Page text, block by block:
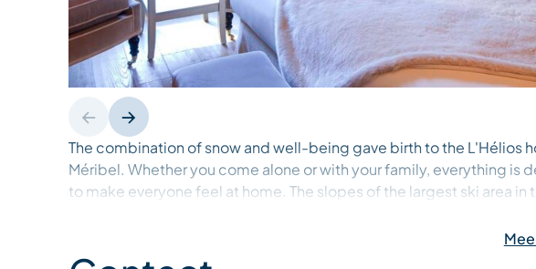
The combination of snow and well-being gave birth to the L'Hélios
Méribel. Whether you come alone or with your family, everything is
to make everyone feel at home. The slopes of the largest ski area in
decor, L'Hélios revisits the stay in the mountains. A warm and
welcome guarantees you an exceptional stay in the heart of the 3